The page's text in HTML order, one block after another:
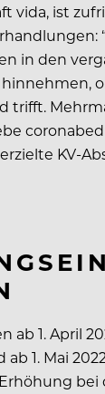
vida, ist
in den
trifft.
KV-
ab 1. April
ab 1. Mai